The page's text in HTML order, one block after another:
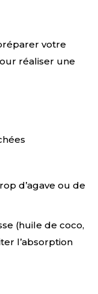
votre
réaliser une
d’agave ou de
(huile de coco,
l’absorption